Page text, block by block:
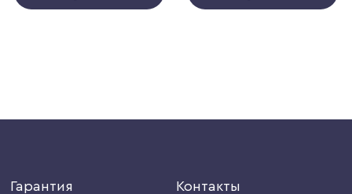
Гарантия Контакты